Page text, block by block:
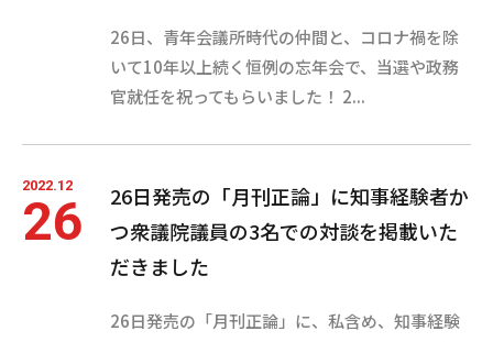
26日、青年会議所時代の仲間と、コロナ禍を除
いて10年以上続く恒例の忘年会で、当選や政務
官就任を祝ってもらいました！ 2...
2022.12
26
26日発売の「月刊正論」に知事経験者か
つ衆議院議員の3名での対談を掲載いた
だきました
26日発売の「月刊正論」に、私含め、知事経験